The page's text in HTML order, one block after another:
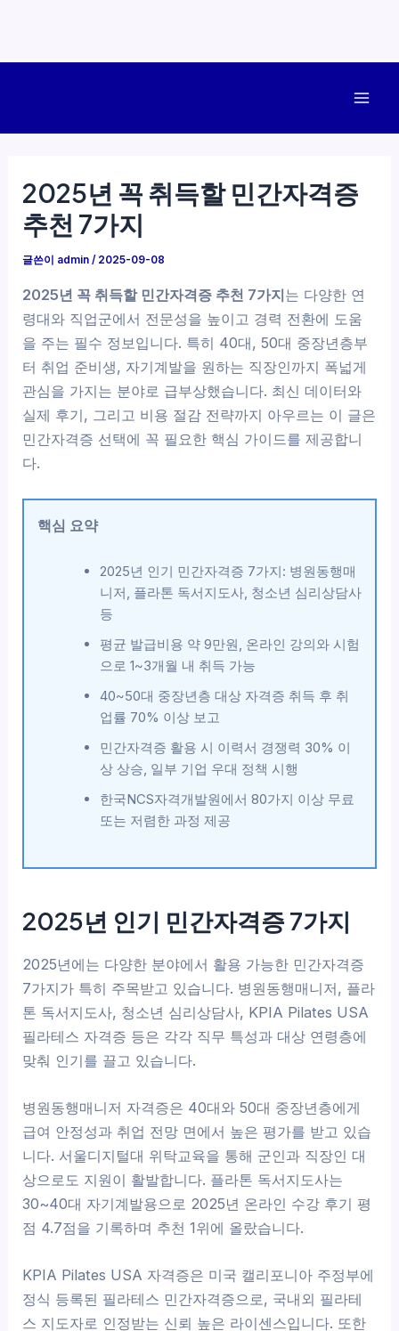
2025년 꼭 취득할 민간자격증
추천 7가지
글쓴이 admin/ 2025-09-08
2025년 꼭 취득할 민간자격증 추천 7가지는 다양한 연
령대와 직업군에서 전문성을 높이고 경력 전환에 도움
을 주는 필수 정보입니다. 특히 40대, 50대 중장년층부
터 취업 준비생, 자기계발을 원하는 직장인까지 폭넓게
관심을 가지는 분야로 급부상했습니다. 최신 데이터와
실제 후기, 그리고 비용 절감 전략까지 아우르는 이 글은
민간자격증 선택에 꼭 필요한 핵심 가이드를 제공합니
다.
핵심 요약
2025년 인기 민간자격증 7가지: 병원동행매
니저, 플라톤 독서지도사, 청소년 심리상담사
등
평균 발급비용 약 9만원, 온라인 강의와 시험
으로 1~3개월 내 취득 가능
40~50대 중장년층 대상 자격증 취득 후 취
업률 70% 이상 보고
민간자격증 활용 시 이력서 경쟁력 30% 이
상 상승, 일부 기업 우대 정책 시행
한국NCS자격개발원에서 80가지 이상 무료
또는 저렴한 과정 제공
2025년 인기 민간자격증 7가지
2025년에는 다양한 분야에서 활용 가능한 민간자격증
7가지가 특히 주목받고 있습니다. 병원동행매니저, 플라
톤 독서지도사, 청소년 심리상담사, KPIA Pilates USA
필라테스 자격증 등은 각각 직무 특성과 대상 연령층에
맞춰 인기를 끌고 있습니다.
병원동행매니저 자격증은 40대와 50대 중장년층에게
급여 안정성과 취업 전망 면에서 높은 평가를 받고 있습
니다. 서울디지털대 위탁교육을 통해 군인과 직장인 대
상으로도 지원이 활발합니다. 플라톤 독서지도사는
30~40대 자기계발용으로 2025년 온라인 수강 후기 평
점 4.7점을 기록하며 추천 1위에 올랐습니다.
KPIA Pilates USA 자격증은 미국 캘리포니아 주정부에
정식 등록된 필라테스 민간자격증으로, 국내외 필라테
스 지도자로 인정받는 신뢰 높은 라이센스입니다. 또한